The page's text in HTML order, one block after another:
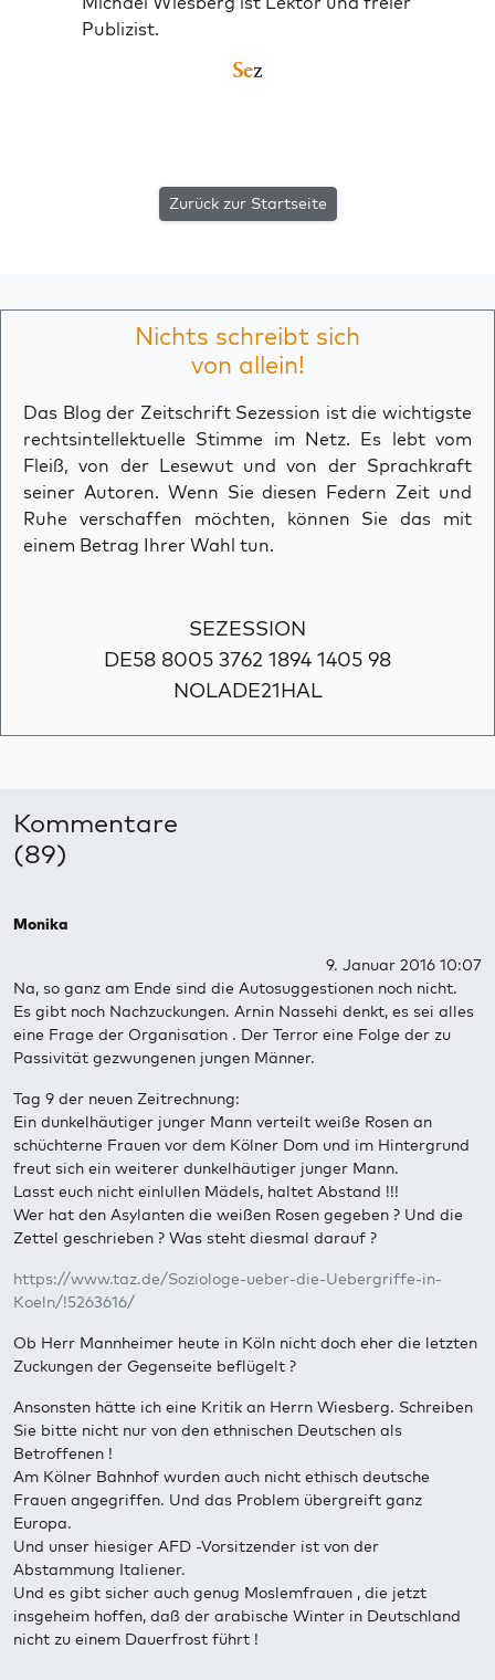
Publizist.
Zurück zur Startseite
Nichts schreibt sich
von allein!
Das Blog der Zeitschrift Sezession ist die wichtigste
rechtsintellektuelle Stimme im Netz. Es lebt vom
Fleiß, von der Lesewut und von der Sprachkraft
seiner Autoren. Wenn Sie diesen Federn Zeit und
Ruhe verschaffen möchten, können Sie das mit
einem Betrag Ihrer Wahl tun.
SEZESSION
DE58 8005 3762 1894 1405 98
NOLADE21HAL
Kommentare
(89)
Monika
9. Januar 2016 10:07
Na, so ganz am Ende sind die Autosuggestionen noch nicht.
Es gibt noch Nachzuckungen. Arnin Nassehi denkt, es sei alles
eine Frage der Organisation . Der Terror eine Folge der zu
Passivität gezwungenen jungen Männer.
Tag 9 der neuen Zeitrechnung:
Ein dunkelhäutiger junger Mann verteilt weiße Rosen an
schüchterne Frauen vor dem Kölner Dom und im Hintergrund
freut sich ein weiterer dunkelhäutiger junger Mann.
Lasst euch nicht einlullen Mädels, haltet Abstand !!!
Wer hat den Asylanten die weißen Rosen gegeben ? Und die
Zettel geschrieben ? Was steht diesmal darauf ?
https://www.taz.de/Soziologe-ueber-die-Uebergriffe-in-
Koeln/!5263616/
Ob Herr Mannheimer heute in Köln nicht doch eher die letzten
Zuckungen der Gegenseite beflügelt ?
Ansonsten hätte ich eine Kritik an Herrn Wiesberg. Schreiben
Sie bitte nicht nur von den ethnischen Deutschen als
Betroffenen !
Am Kölner Bahnhof wurden auch nicht ethisch deutsche
Frauen angegriffen. Und das Problem übergreift ganz
Europa.
Und unser hiesiger AFD -Vorsitzender ist von der
Abstammung Italiener.
Und es gibt sicher auch genug Moslemfrauen , die jetzt
insgeheim hoffen, daß der arabische Winter in Deutschland
nicht zu einem Dauerfrost führt !